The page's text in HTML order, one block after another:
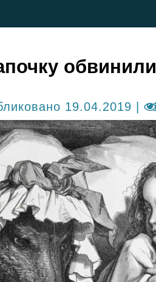
19.04.2019 |